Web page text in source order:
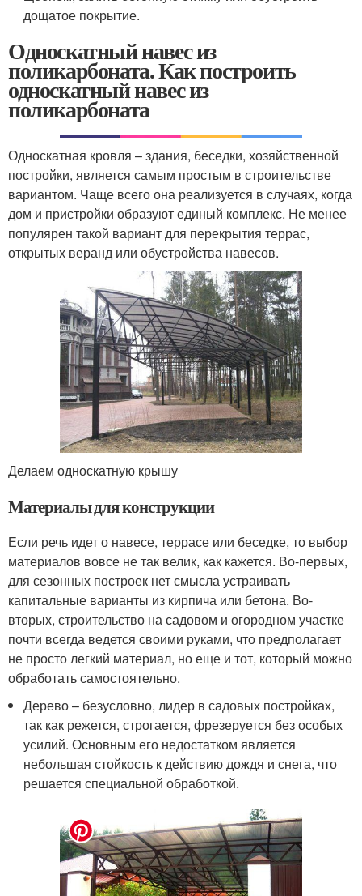
дощатое покрытие.
Односкатный навес из
поликарбоната. Как построить
односкатный навес из
поликарбоната
Односкатная кровля – здания, беседки, хозяйственной
постройки, является самым простым в строительстве
вариантом. Чаще всего она реализуется в случаях, когда
дом и пристройки образуют единый комплекс. Не менее
популярен такой вариант для перекрытия террас,
открытых веранд или обустройства навесов.
Делаем односкатную крышу
Материалы для конструкции
Если речь идет о навесе, террасе или беседке, то выбор
материалов вовсе не так велик, как кажется. Во-первых,
для сезонных построек нет смысла устраивать
капитальные варианты из кирпича или бетона. Во-
вторых, строительство на садовом и огородном участке
почти всегда ведется своими руками, что предполагает
не просто легкий материал, но еще и тот, который можно
обработать самостоятельно.
Дерево – безусловно, лидер в садовых постройках,
так как режется, строгается, фрезеруется без особых
усилий. Основным его недостатком является
небольшая стойкость к действию дождя и снега, что
решается специальной обработкой.